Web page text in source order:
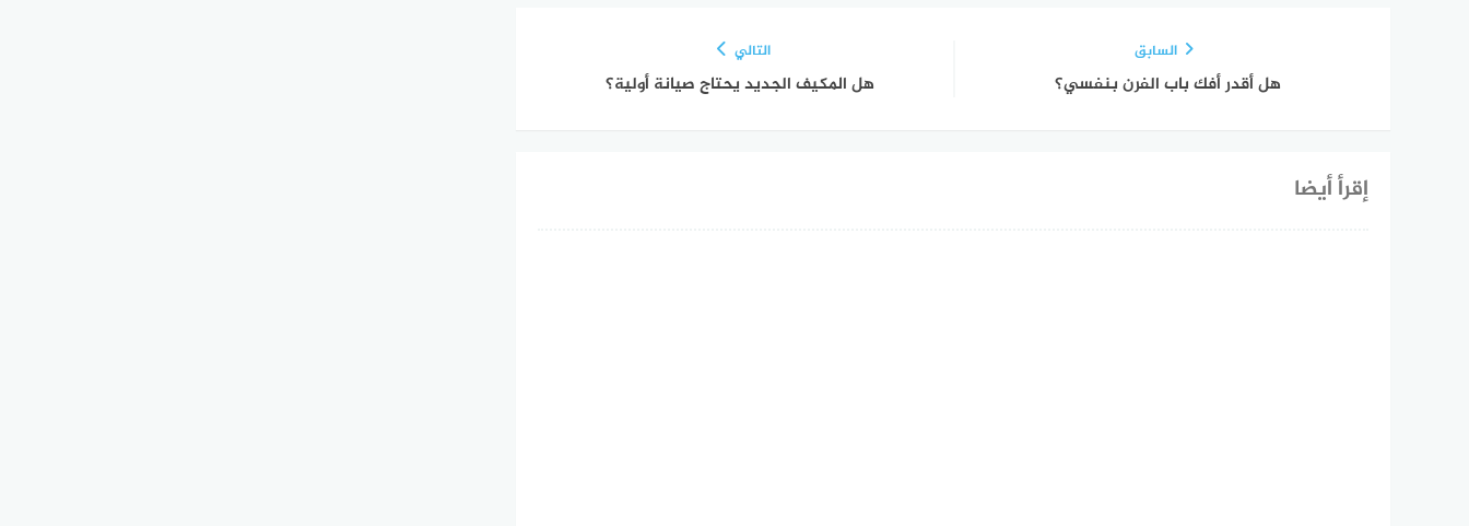
السابق
هل أقدر أفك باب الفرن بنفسي؟
التالي
هل المكيف الجديد يحتاج صيانة أولية؟
إقرأ أيضا